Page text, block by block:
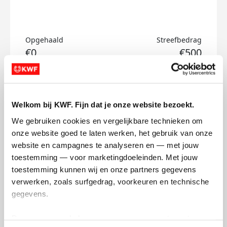
Welkom bij KWF. Fijn dat je onze website bezoekt.
We gebruiken cookies en vergelijkbare technieken om
onze website goed te laten werken, het gebruik van onze
website en campagnes te analyseren en — met jouw
toestemming — voor marketingdoeleinden. Met jouw
toestemming kunnen wij en onze partners gegevens
verwerken, zoals surfgedrag, voorkeuren en technische
gegevens.
Opgehaald
€0
Streefbedrag
€500
Doneer
Henk's badges